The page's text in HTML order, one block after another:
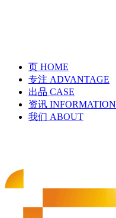
页 HOME
专注 ADVANTAGE
出品 CASE
资讯 INFORMATION
我们 ABOUT